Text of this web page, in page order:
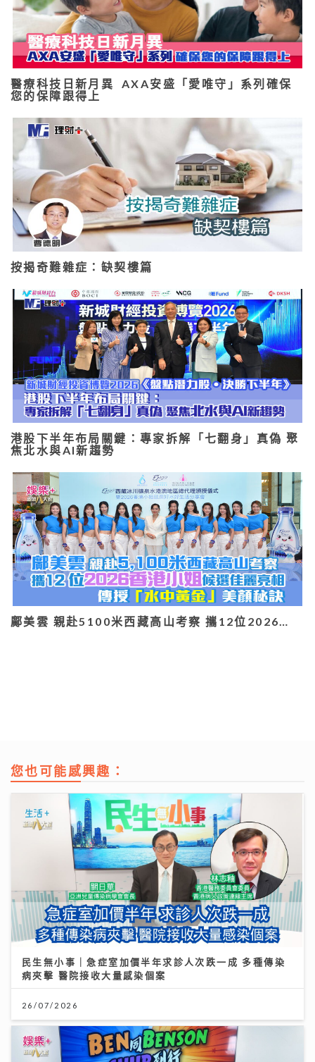
醫療科技日新月異 AXA安盛「愛唯守」系列確保
您的保障跟得上
按揭奇難雜症：缺契樓篇
港股下半年布局關鍵：專家拆解「七翻身」真偽 聚
焦北水與AI新趨勢
鄺美雲 親赴5100米西藏高山考察 攜12位2026…
您也可能感興趣：
民生無小事｜急症室加價半年求診人次跌一成 多種傳染
病夾擊 醫院接收大量感染個案
26/07/2026